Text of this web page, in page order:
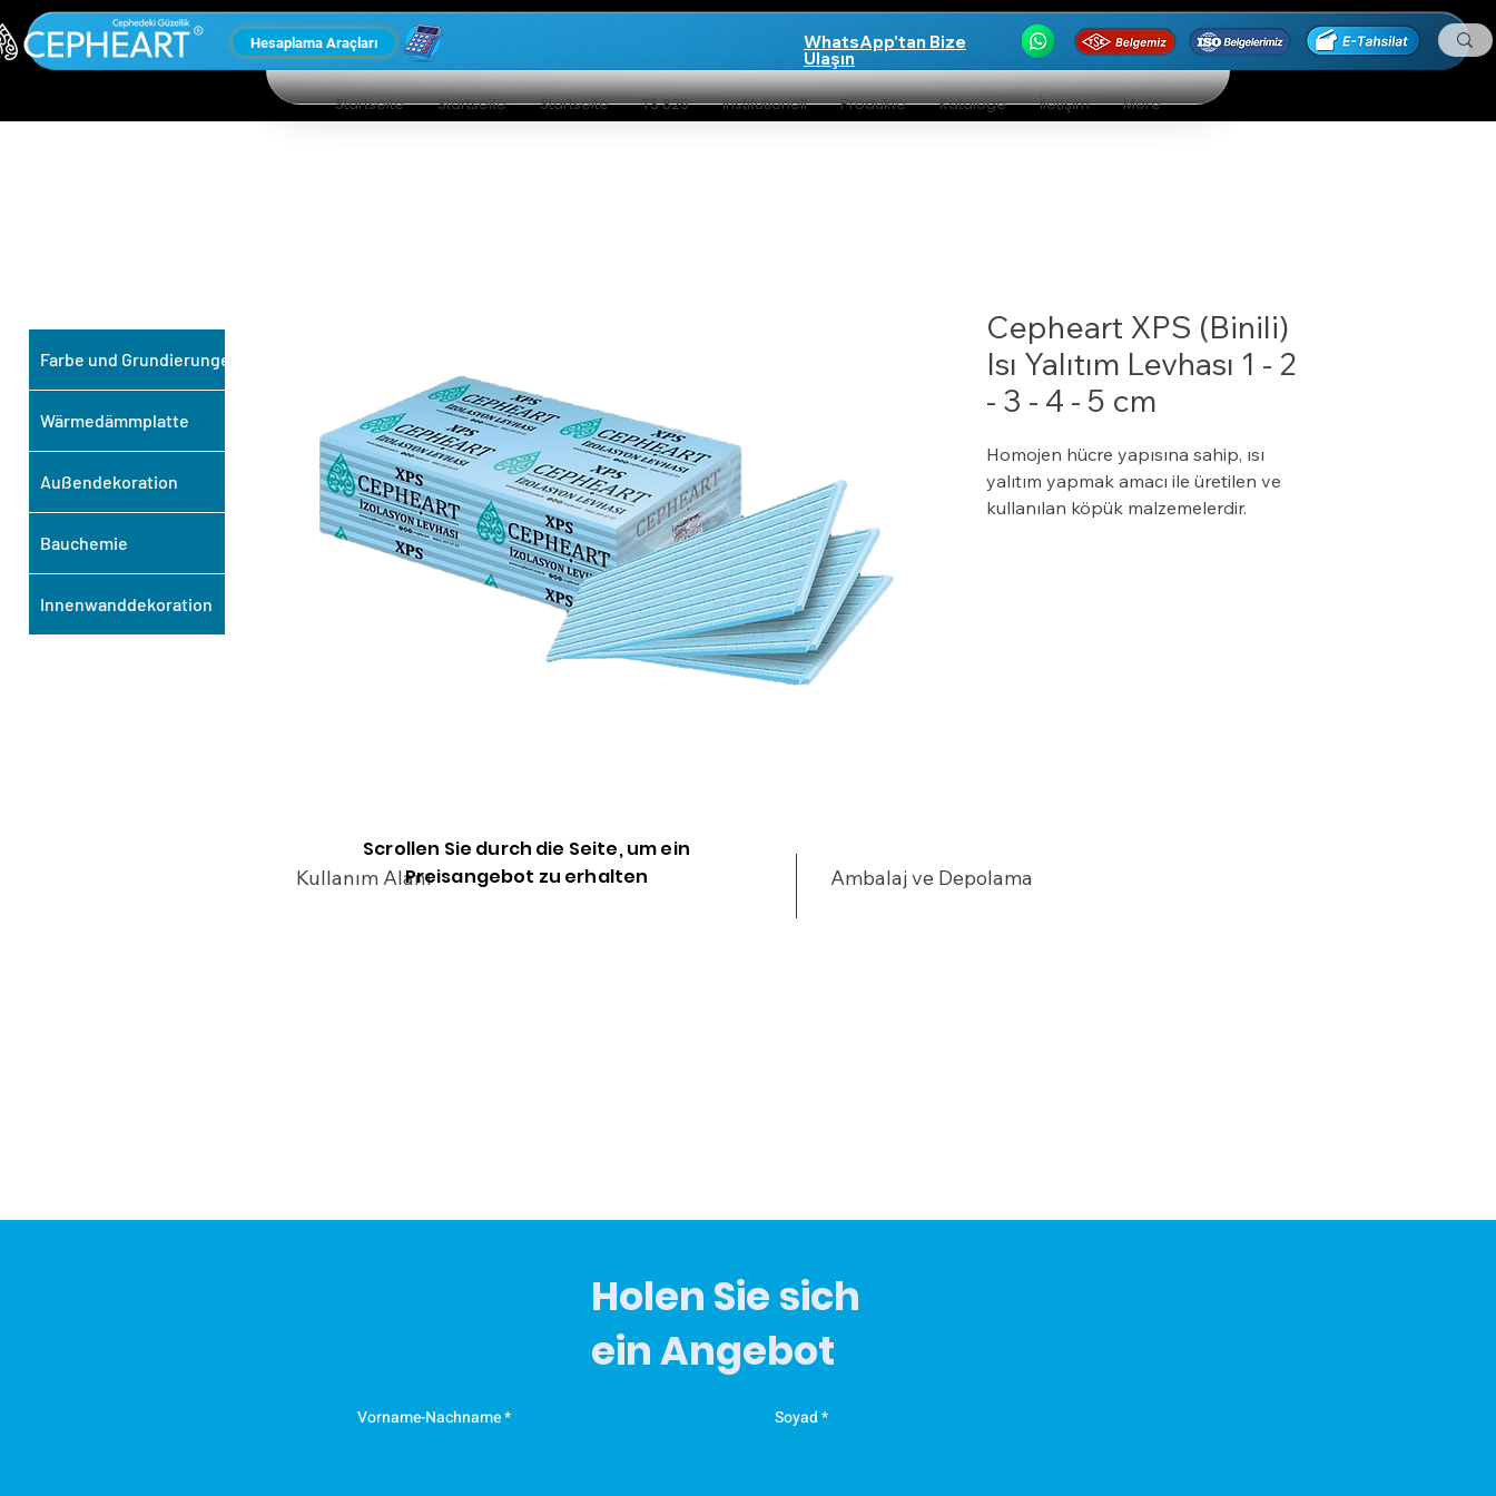
Hesaplama Araçları WhatsApp'tan Bize
Ulaşın
Startseite Startseite Startseite TS 825 Institutionell Produkte Kataloge İletişim More
Cepheart XPS (Binili)
Isı Yalıtım Levhası 1 - 2
- 3 - 4 - 5 cm
Homojen hücre yapısına sahip, ısı
yalıtım yapmak amacı ile üretilen ve
kullanılan köpük malzemelerdir.
Kullanım Alanı Ambalaj ve Depolama
Scrollen Sie durch die Seite, um ein
Preisangebot zu erhalten
Farbe und Grundierungen
Wärmedämmplatte
Außendekoration
Bauchemie
Innenwanddekoration
Holen Sie sich
ein Angebot
Vorname-Nachname Soyad